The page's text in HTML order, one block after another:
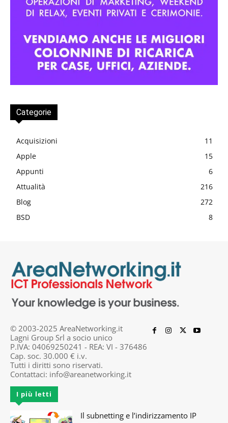
Categorie
Acquisizioni
11
Apple
15
Appunti
6
Attualità
216
Blog
272
BSD
8
© 2003-2025 AreaNetworking.it
Lagni Group Srl a socio unico
P.IVA: 04069250241 - REA: VI - 376486
Cap. soc. 30.000 € i.v.
Tutti i diritti sono riservati.
Contattaci: info@areanetworking.it
I più letti
Il subnetting e l’indirizzamento IP